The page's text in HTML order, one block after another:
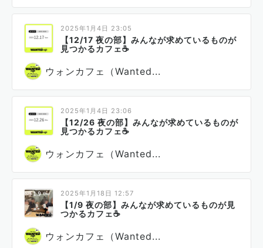
2025年1月4日 23:05
【12/17 夜の部】みんなが求めているものが
見つかるカフェ☕
ウォンカフェ（Wanted...
2025年1月4日 23:06
【12/26 夜の部】みんなが求めているものが
見つかるカフェ☕
ウォンカフェ（Wanted...
2025年1月18日 12:57
【1/9 夜の部】みんなが求めているものが見
つかるカフェ☕
ウォンカフェ（Wanted...